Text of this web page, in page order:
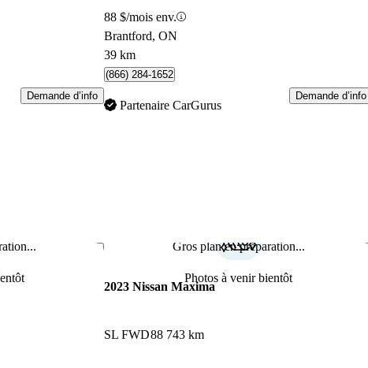
Demande d’info
88 $/mois env.
Brantford, ON
39 km
(866) 284-1652
Partenaire CarGurus
Demande d’info
Enregistrer cette annonceGros plan en préparation...
Photos à venir bientôt
2023 Nissan Maxima
SL FWD88 743 km